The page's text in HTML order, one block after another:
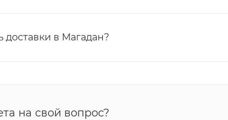
доставки в Магадан?
на свой вопрос?